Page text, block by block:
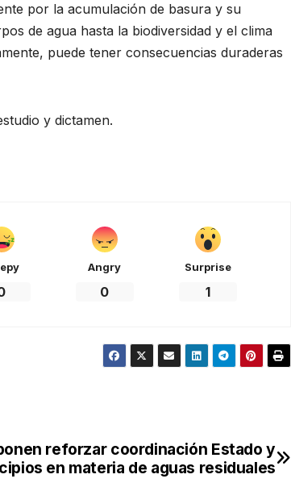
por la acumulación de basura y su
de agua hasta la biodiversidad y el clima
puede tener consecuencias duraderas
y dictamen.
Angry
0
Surprise
1
reforzar coordinación Estado y
en materia de aguas residuales